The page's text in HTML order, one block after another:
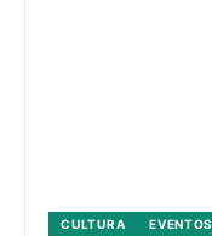
CULTURA EVENTOS